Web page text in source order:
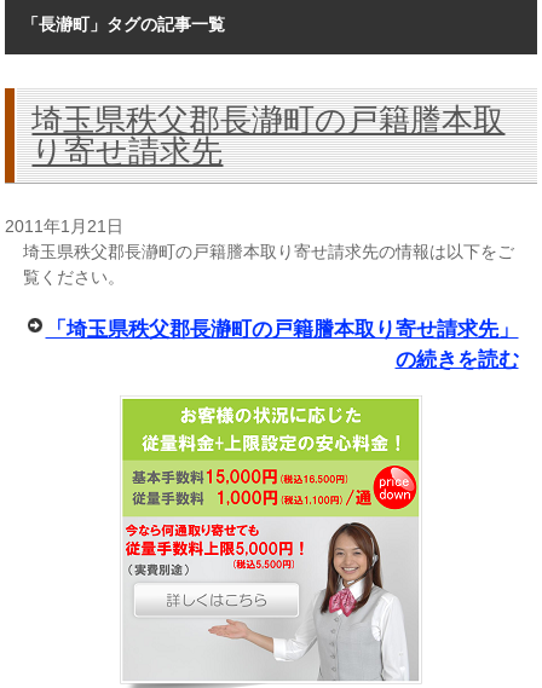
「長瀞町」タグの記事一覧
埼玉県秩父郡長瀞町の戸籍謄本取
り寄せ請求先
2011年1月21日
埼玉県秩父郡長瀞町の戸籍謄本取り寄せ請求先の情報は以下をご
覧ください。
「埼玉県秩父郡長瀞町の戸籍謄本取り寄せ請求先」
の続きを読む